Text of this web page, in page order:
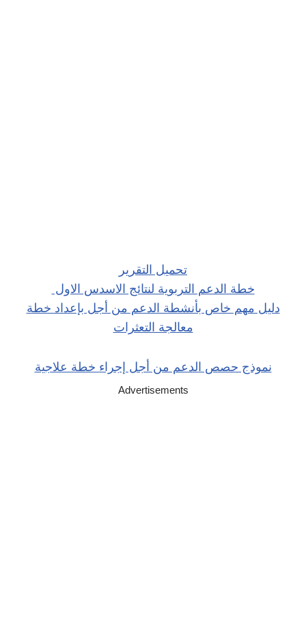
تحميل التقرير
خطة الدعم التربوية لنتائج الاسدس الاول
دليل مهم خاص بأنشطة الدعم من أجل بإعداد خطة
معالجة التعثرات
نموذج حصص الدعم من أجل إجراء خطة علاجية
Advertisements